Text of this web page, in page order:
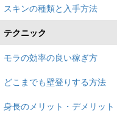
スキンの種類と入手方法
テクニック
モラの効率の良い稼ぎ方
どこまでも壁登りする方法
身長のメリット・デメリット